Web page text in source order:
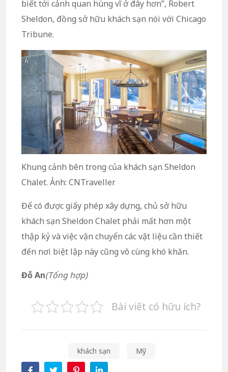
biết tới cảnh quan hùng vĩ ở đây hơn”, Robert
Sheldon, đồng sở hữu khách sạn nói với Chicago
Tribune.
Khung cảnh bên trong của khách sạn Sheldon
Chalet. Ảnh: CNTraveller
Để có được giấy phép xây dựng, chủ sở hữu
khách sạn Sheldon Chalet phải mất hơn một
thập kỷ và việc vận chuyển các vật liệu cần thiết
đến nơi biệt lập này cũng vô cùng khó khăn.
Đỗ An(Tổng hợp)
Bài viết có hữu ích?
khách sạn Mỹ